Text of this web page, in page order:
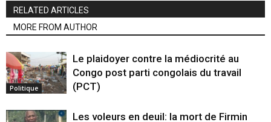
RELATED ARTICLES
MORE FROM AUTHOR
Politique
Le plaidoyer contre la médiocrité au
Congo post parti congolais du travail
(PCT)
Les voleurs en deuil: la mort de Firmin